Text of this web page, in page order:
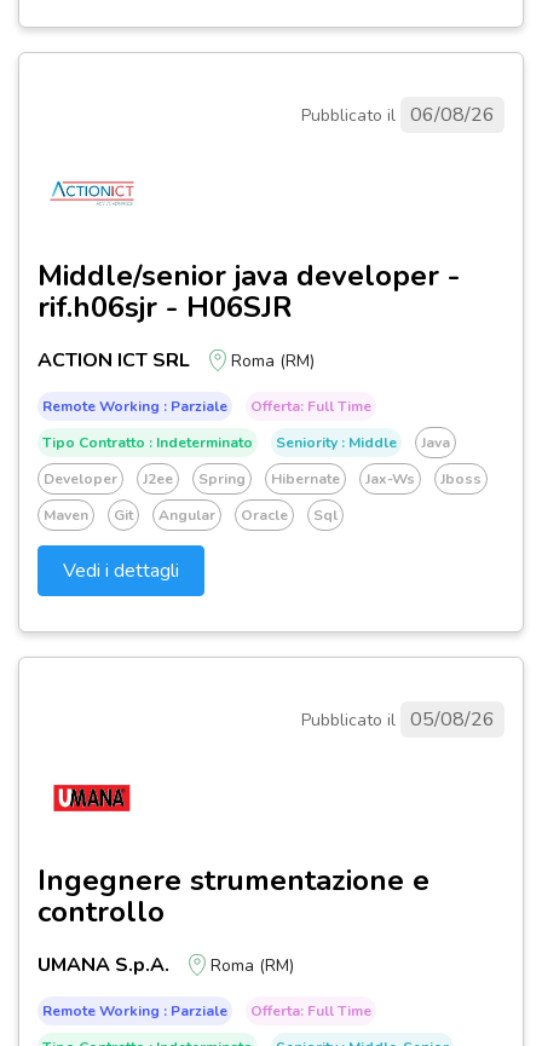
Pubblicato il 06/08/26
Middle/senior java developer -
rif.h06sjr - H06SJR
ACTION ICT SRL Roma (RM)
Remote Working : Parziale
Offerta: Full Time
Tipo Contratto : Indeterminato
Seniority : Middle
Java
Developer
J2ee Spring Hibernate Jax-Ws
Jboss
Maven
Git Angular Oracle Sql
Vedi i dettagli
Pubblicato il 05/08/26
Ingegnere strumentazione e
controllo
UMANA S.p.A. Roma (RM)
Remote Working : Parziale
Offerta: Full Time